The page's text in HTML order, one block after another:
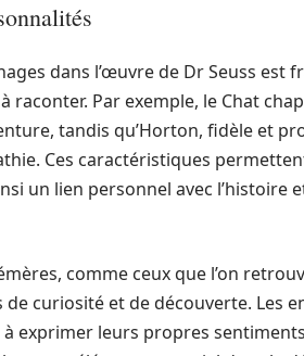
dans l’œuvre de Dr Seuss
raconter. Par exemple, le Chat
tandis qu’Horton, fidèle et
Ces caractéristiques
un lien personnel avec l’histoire
comme ceux que l’on
curiosité et de découverte. Les
à exprimer leurs propres